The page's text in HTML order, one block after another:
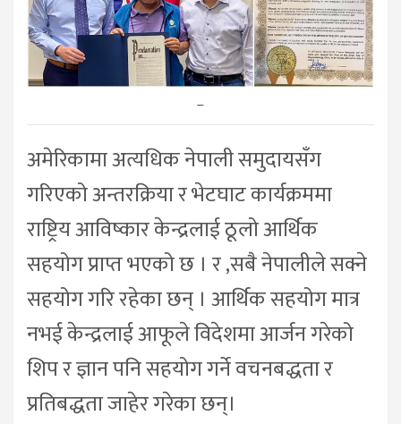
–
अमेरिकामा अत्यधिक नेपाली समुदायसँग
गरिएको अन्तरक्रिया र भेटघाट कार्यक्रममा
राष्ट्रिय आविष्कार केन्द्रलाई ठूलो आर्थिक
सहयोग प्राप्त भएको छ । र ,सबै नेपालीले सक्ने
सहयोग गरि रहेका छन् । आर्थिक सहयोग मात्र
नभई केन्द्रलाई आफूले विदेशमा आर्जन गरेको
शिप र ज्ञान पनि सहयोग गर्ने वचनबद्धता र
प्रतिबद्धता जाहेर गरेका छन्।